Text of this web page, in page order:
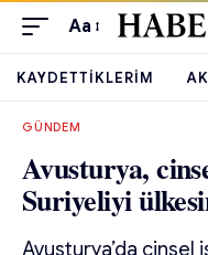
Aa
KAYDETTIKLERIM
GÜNDEM
Avusturya,
Suriyeliyi
Avusturya’da cinsel